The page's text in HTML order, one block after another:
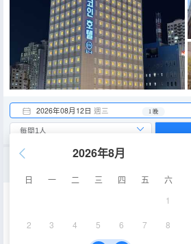
2026年08月12日 週三 1 晚
2026年8月
日 一 二 三 四 五
六
1
2 3 4 5 6 7 8